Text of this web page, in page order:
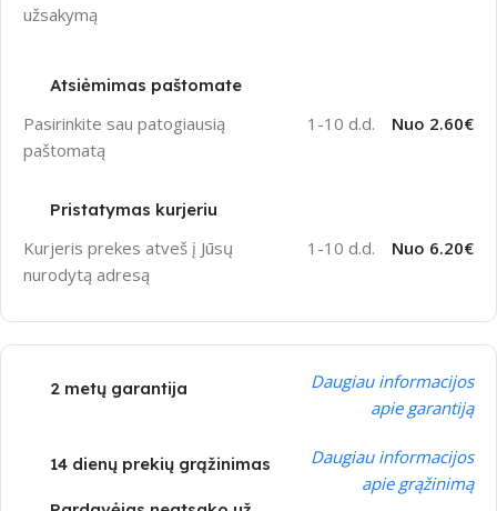
užsakymą
Atsiėmimas paštomate
Pasirinkite sau patogiausią
paštomatą
1-10 d.d. Nuo 2.60€
Pristatymas kurjeriu
Kurjeris prekes atveš į Jūsų
nurodytą adresą
1-10 d.d. Nuo 6.20€
2 metų garantija
Daugiau informacijos
apie garantiją
14 dienų prekių grąžinimas
Daugiau informacijos
apie grąžinimą